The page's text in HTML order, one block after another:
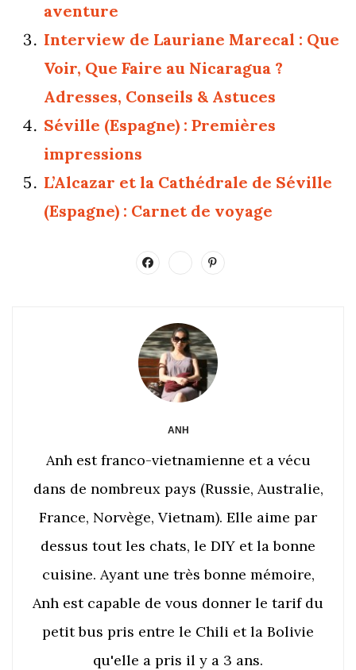
aventure
Interview de Lauriane Marecal : Que
Voir, Que Faire au Nicaragua ?
Adresses, Conseils & Astuces
Séville (Espagne) : Premières
impressions
L’Alcazar et la Cathédrale de Séville
(Espagne) : Carnet de voyage
ANH
Anh est franco-vietnamienne et a vécu
dans de nombreux pays (Russie, Australie,
France, Norvège, Vietnam). Elle aime par
dessus tout les chats, le DIY et la bonne
cuisine. Ayant une très bonne mémoire,
Anh est capable de vous donner le tarif du
petit bus pris entre le Chili et la Bolivie
qu'elle a pris il y a 3 ans.